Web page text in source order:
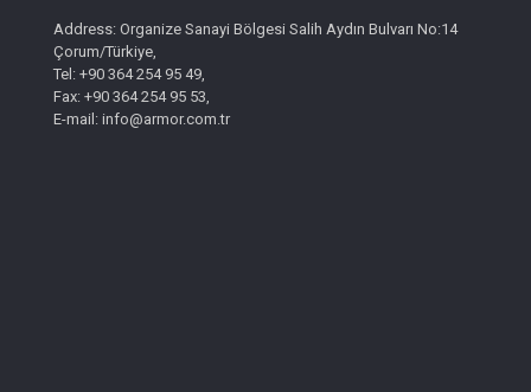
Address: Organize Sanayi Bölgesi Salih Aydın Bulvarı No:14
Çorum/Türkiye,
Tel: +90 364 254 95 49,
Fax: +90 364 254 95 53,
E-mail: info@armor.com.tr